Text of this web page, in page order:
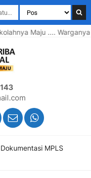
Maju .... Warganya
Dokumentasi MPLS